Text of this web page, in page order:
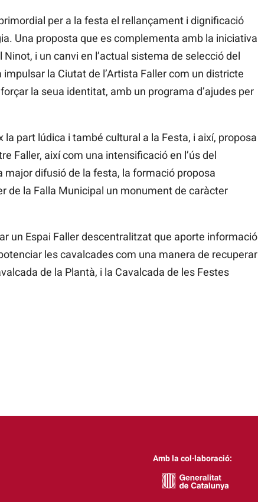
per a la festa el rellançament i dignificació
Una proposta que es complementa amb la iniciativa
i un canvi en l’actual sistema de selecció del
impulsar la Ciutat de l’Artista Faller com un districte
la seua identitat, amb un programa d’ajudes per
part lúdica i també cultural a la Festa, i així, proposa
Faller, així com una intensificació en l’ús del
difusió de la festa, la formació proposa
de la Falla Municipal un monument de caràcter
un Espai Faller descentralitzat que aporte informació
les cavalcades com una manera de recuperar
de la Plantà, i la Cavalcada de les Festes
Amb la col·laboració: